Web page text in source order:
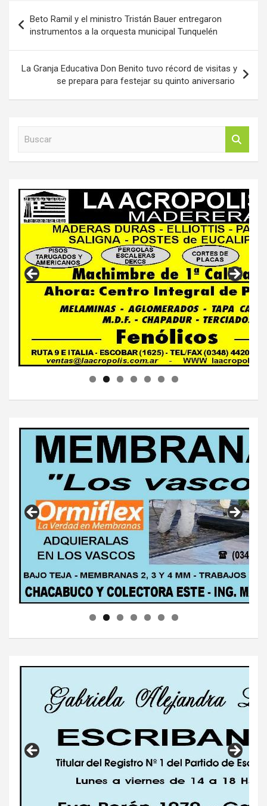
de
entradas
Beto Ramil y el ministro Tristán Bauer entregaron
instrumentos a la orquesta municipal Tunquelén
La Granja Educativa Don Benito tuvo récord de visitas y
se prepara para festejar su quinto aniversario
r